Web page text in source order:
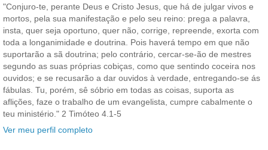
"Conjuro-te, perante Deus e Cristo Jesus, que há de julgar vivos e
mortos, pela sua manifestação e pelo seu reino: prega a palavra,
insta, quer seja oportuno, quer não, corrige, repreende, exorta com
toda a longanimidade e doutrina. Pois haverá tempo em que não
suportarão a sã doutrina; pelo contrário, cercar-se-ão de mestres
segundo as suas próprias cobiças, como que sentindo coceira nos
ouvidos; e se recusarão a dar ouvidos à verdade, entregando-se ás
fábulas. Tu, porém, sê sóbrio em todas as coisas, suporta as
aflições, faze o trabalho de um evangelista, cumpre cabalmente o
teu ministério." 2 Timóteo 4.1-5
Ver meu perfil completo